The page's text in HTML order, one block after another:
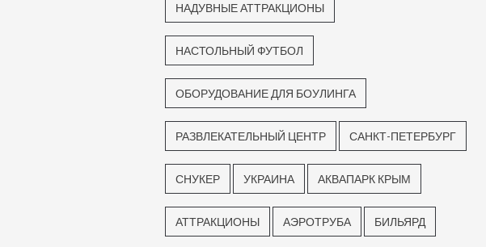
НАДУВНЫЕ АТТРАКЦИОНЫ
НАСТОЛЬНЫЙ ФУТБОЛ
ОБОРУДОВАНИЕ ДЛЯ БОУЛИНГА
РАЗВЛЕКАТЕЛЬНЫЙ ЦЕНТР САНКТ-ПЕТЕРБУРГ
СНУКЕР УКРАИНА АКВАПАРК КРЫМ
АТТРАКЦИОНЫ АЭРОТРУБА БИЛЬЯРД